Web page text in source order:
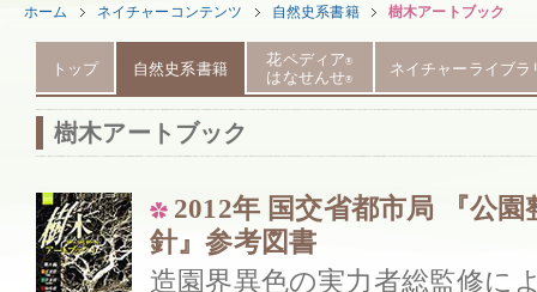
ホーム ネイチャーコンテンツ 自然史系書籍 樹木アートブック
トップ 自然史系書籍
花ペディア®
はなせんせ®
ネイチャーライブラ
樹木アートブック
2012年 国交省都市局 『公
針』参考図書
造園界異色の実力者総監修に